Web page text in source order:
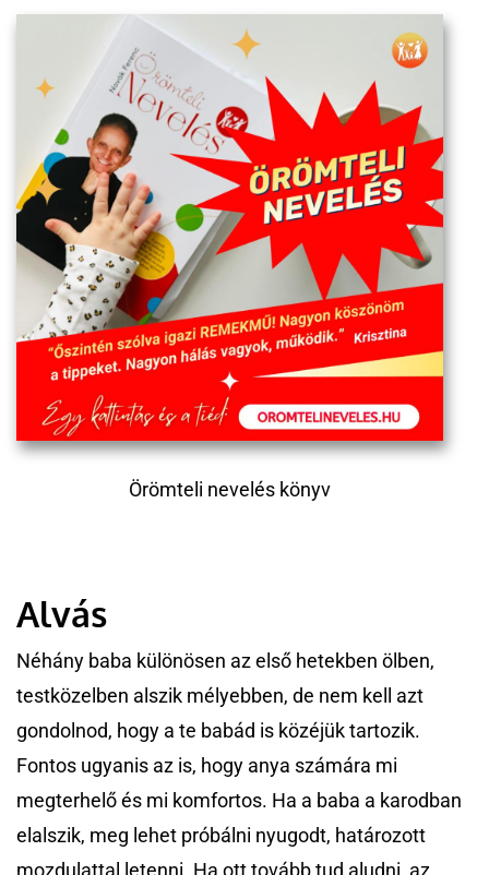
Örömteli nevelés könyv
Alvás
Néhány baba különösen az első hetekben ölben,
testközelben alszik mélyebben, de nem kell azt
gondolnod, hogy a te babád is közéjük tartozik.
Fontos ugyanis az is, hogy anya számára mi
megterhelő és mi komfortos. Ha a baba a karodban
elalszik, meg lehet próbálni nyugodt, határozott